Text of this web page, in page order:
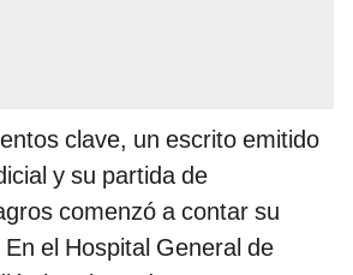
clave, un escrito emitido
y su partida de
comenzó a contar su
el Hospital General de